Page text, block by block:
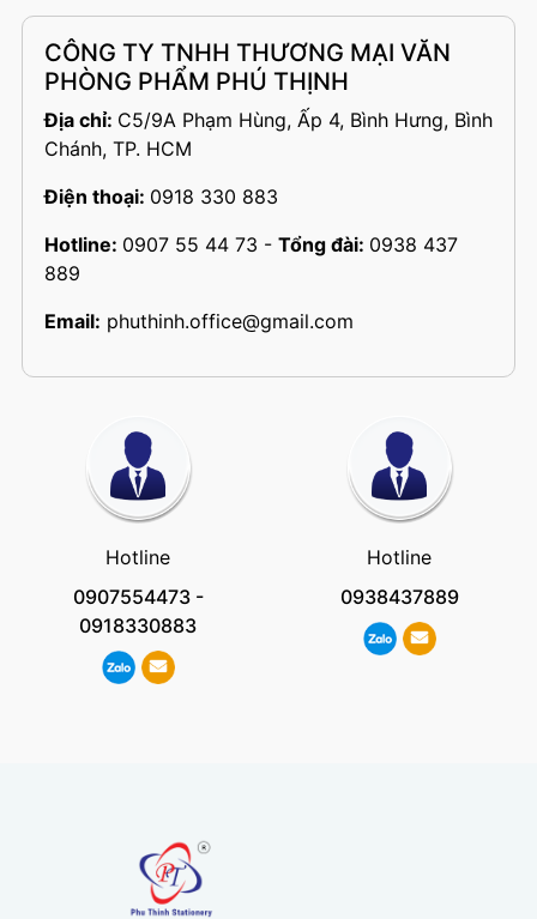
CÔNG TY TNHH THƯƠNG MẠI VĂN
PHÒNG PHẨM PHÚ THỊNH
Địa chỉ: C5/9A Phạm Hùng, Ấp 4, Bình Hưng, Bình
Chánh, TP. HCM
Điện thoại: 0918 330 883
Hotline: 0907 55 44 73 - Tổng đài: 0938 437
889
Email: phuthinh.office@gmail.com
Hotline
0907554473-
0918330883
Hotline
0938437889